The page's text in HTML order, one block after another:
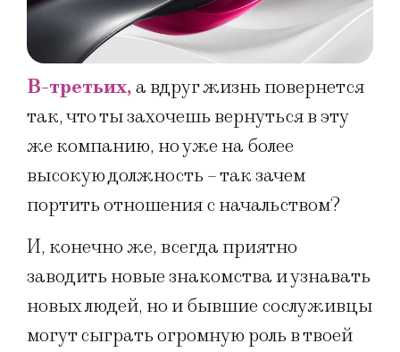
В-третьих,а вдруг жизнь повернется
так, что ты захочешь вернуться в эту
же компанию, но уже на более
высокую должность – так зачем
портить отношения с начальством?
И, конечно же, всегда приятно
заводить новые знакомства и узнавать
новых людей, но и бывшие сослуживцы
могут сыграть огромную роль в твоей